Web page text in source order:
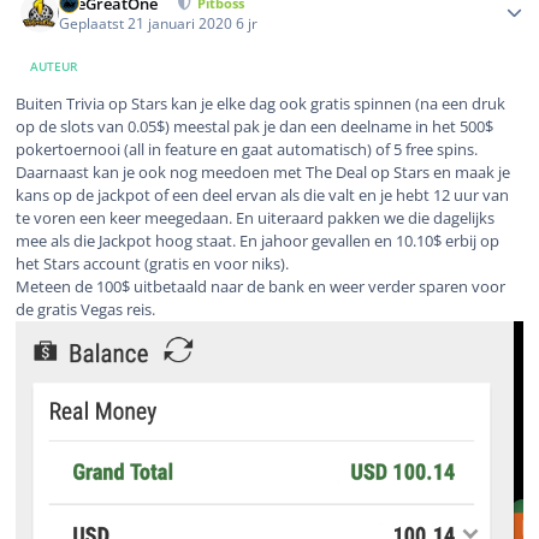
Geplaatst 21 januari 20206 jr
AUTEUR
Buiten Trivia op Stars kan je elke dag ook gratis spinnen (na een druk
op de slots van 0.05$) meestal pak je dan een deelname in het 500$
pokertoernooi (all in feature en gaat automatisch) of 5 free spins.
Daarnaast kan je ook nog meedoen met The Deal op Stars en maak je
kans op de jackpot of een deel ervan als die valt en je hebt 12 uur van
te voren een keer meegedaan. En uiteraard pakken we die dagelijks
mee als die Jackpot hoog staat. En jahoor gevallen en 10.10$ erbij op
het Stars account (gratis en voor niks).
Meteen de 100$ uitbetaald naar de bank en weer verder sparen voor
de gratis Vegas reis.